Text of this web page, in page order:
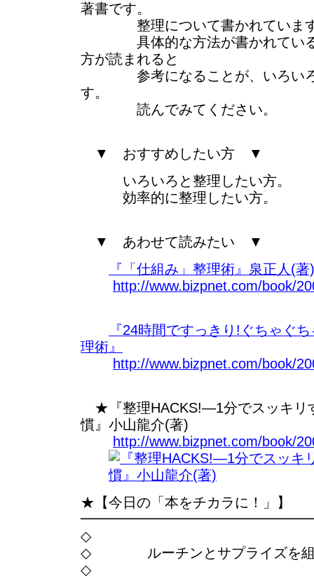
著書です。
整理について書かれていま
具体的な方法が書かれている
方が読まれると
参考になることが、いろいろ
す。
読んでみてください。
▼ おすすめしたい方 ▼
いろいろと整理したい方。
効率的に整理したい方。
▼ あわせて読みたい ▼
『「仕組み」整理術』泉正人(著)
http://www.bizpnet.com/book/
『24時間ですっきり!ぐちゃぐ
理術』
http://www.bizpnet.com/book/
★『整理HACKS!―1分でスッキリ
慣』小山龍介(著)
http://www.bizpnet.com/book/
★【今日の「本をチカラに！」】
◇
◇ ルーチンとサプライズを組
◇